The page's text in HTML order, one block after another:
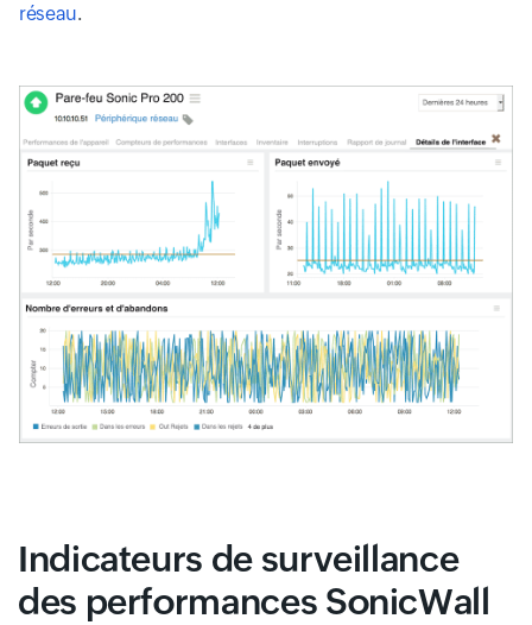
réseau.
Indicateurs de surveillance
des performances SonicWall